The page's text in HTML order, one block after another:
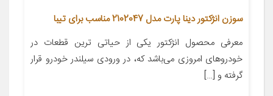
سوزن انژکتور دینا پارت مدل 2102047 مناسب برای تیبا
معرفی محصول انژکتور یکی از حیاتی ترین قطعات در
خودروهای امروزی می‌باشد که، در ورودی سیلندر خودرو قرار
گرفته و […]